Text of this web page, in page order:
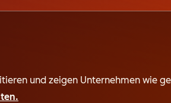
und zeigen Unternehmen wie